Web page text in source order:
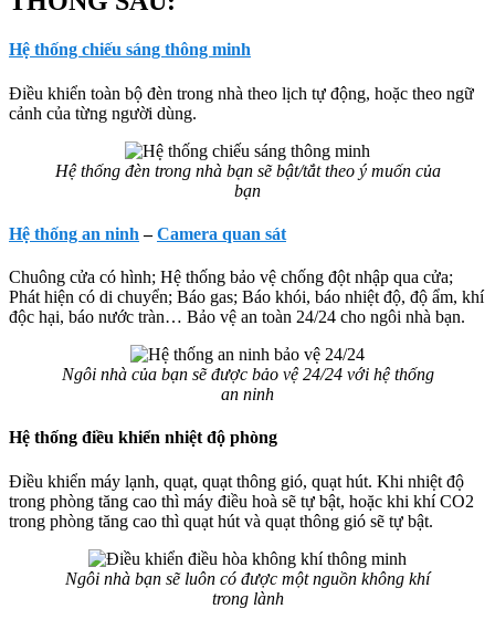
Hệ thống chiếu sáng thông minh
Điều khiển toàn bộ đèn trong nhà theo lịch tự động, hoặc theo ngữ
cảnh của từng người dùng.
Hệ thống đèn trong nhà bạn sẽ bật/tắt theo ý muốn của
bạn
Hệ thống an ninh –Camera quan sát
Chuông cửa có hình; Hệ thống bảo vệ chống đột nhập qua cửa;
Phát hiện có di chuyển; Báo gas; Báo khói, báo nhiệt độ, độ ẩm, khí
độc hại, báo nước tràn… Bảo vệ an toàn 24/24 cho ngôi nhà bạn.
Ngôi nhà của bạn sẽ được bảo vệ 24/24 với hệ thống
an ninh
Hệ thống điều khiển nhiệt độ phòng
Điều khiển máy lạnh, quạt, quạt thông gió, quạt hút. Khi nhiệt độ
trong phòng tăng cao thì máy điều hoà sẽ tự bật, hoặc khi khí CO2
trong phòng tăng cao thì quạt hút và quạt thông gió sẽ tự bật.
Ngôi nhà bạn sẽ luôn có được một nguồn không khí
trong lành